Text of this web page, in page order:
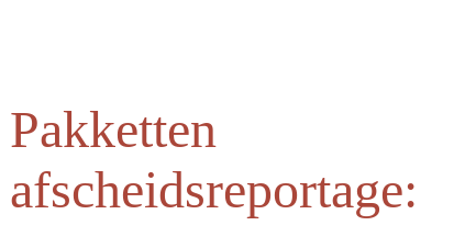
Pakketten
afscheidsreportage: